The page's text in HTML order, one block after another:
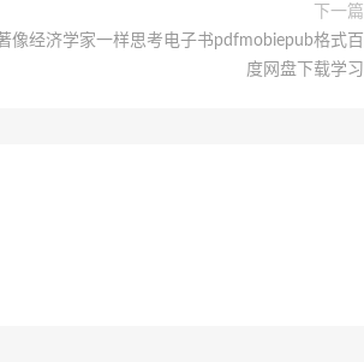
下一篇
像经济学家一样思考电子书pdfmobiepub格式百
度网盘下载学习